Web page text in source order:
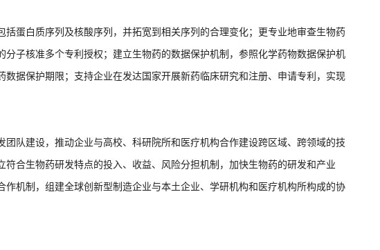
蛋白质序列及核酸序列，并拓宽到相关序列的合理变化；更专业地审查生物药
子核准多个专利授权；建立生物药的数据保护机制，参照化学药物数据保护机
据保护期限；支持企业在发达国家开展新药临床研究和注册、申请专利，实现
队建设，推动企业与高校、科研院所和医疗机构合作建设跨区域、跨领域的技
合生物药研发特点的投入、收益、风险分担机制，加快生物药的研发和产业
机制，组建全球创新型制造企业与本土企业、学研机构和医疗机构所构成的协